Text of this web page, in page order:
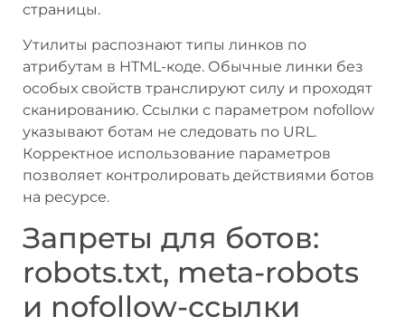
страницы.
Утилиты распознают типы линков по
атрибутам в HTML-коде. Обычные линки без
особых свойств транслируют силу и проходят
сканированию. Ссылки с параметром nofollow
указывают ботам не следовать по URL.
Корректное использование параметров
позволяет контролировать действиями ботов
на ресурсе.
Запреты для ботов:
robots.txt, meta-robots
и nofollow-ссылки